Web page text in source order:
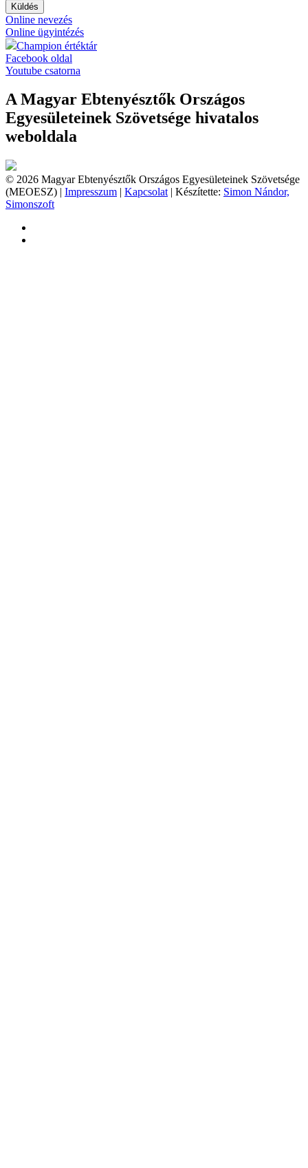
Küldés
Online nevezés
Online ügyintézés
Champion értéktár
Facebook oldal
Youtube csatorna
A Magyar Ebtenyésztők Országos
Egyesületeinek Szövetsége hivatalos
weboldala
© 2026 Magyar Ebtenyésztők Országos Egyesületeinek Szövetsége
(MEOESZ) | Impresszum | Kapcsolat | Készítette: Simon Nándor,
Simonszoft